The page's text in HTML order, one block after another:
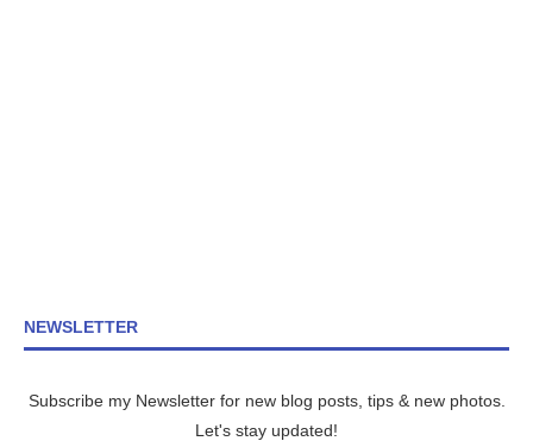
NEWSLETTER
Subscribe my Newsletter for new blog posts, tips & new photos.
Let's stay updated!